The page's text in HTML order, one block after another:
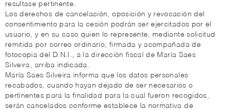
resultase pertinente.
Los derechos de cancelación, oposición y revocación del
consentimiento para la cesión podrán ser ejercitados por el
usuario, y en su caso quien lo represente, mediante solicitud
remitida por correo ordinario, firmada y acompañada de
fotocopia del D.N.I., a la dirección fiscal de María Saes
Silveira, arriba indicada.
María Saes Silveira informa que los datos personales
recabados, cuando hayan dejado de ser necesarios o
pertinentes para la finalidad para la cual fueron recogidos,
serán cancelados conforme establece la normativa de